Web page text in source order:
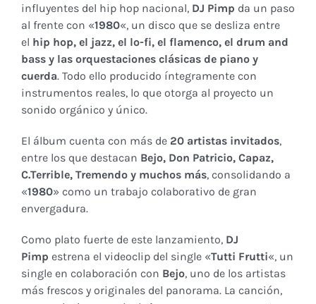
influyentes del hip hop nacional, DJ Pimp da un paso
al frente con «1980«, un disco que se desliza entre
el hip hop, el jazz, el lo-fi, el flamenco, el drum and
bass y las orquestaciones clásicas de piano y
cuerda. Todo ello producido íntegramente con
instrumentos reales, lo que otorga al proyecto un
sonido orgánico y único.
El álbum cuenta con más de 20 artistas invitados,
entre los que destacan Bejo, Don Patricio, Capaz,
C.Terrible, Tremendo y muchos más, consolidando a
«1980» como un trabajo colaborativo de gran
envergadura.
Como plato fuerte de este lanzamiento, DJ
Pimp estrena el videoclip del single «Tutti Frutti«, un
single en colaboración con Bejo, uno de los artistas
más frescos y originales del panorama. La canción,